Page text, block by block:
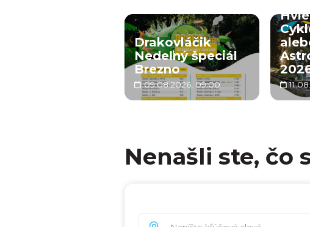
Drakovláčik
Nedeľný špeciál
Brezno
09.08.2026, 09:00
Nenašli ste, čo